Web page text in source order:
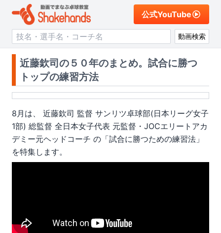
公式YouTube
動画検索
近藤欽司の５０年のまとめ。試合に勝つ
トップの練習方法
8月は、 近藤欽司 監督 サンリツ卓球部(日本リーグ女子
1部) 総監督 全日本女子代表 元監督・JOCエリートアカ
デミー元ヘッドコーチ の「試合に勝つための練習法」
を特集します。